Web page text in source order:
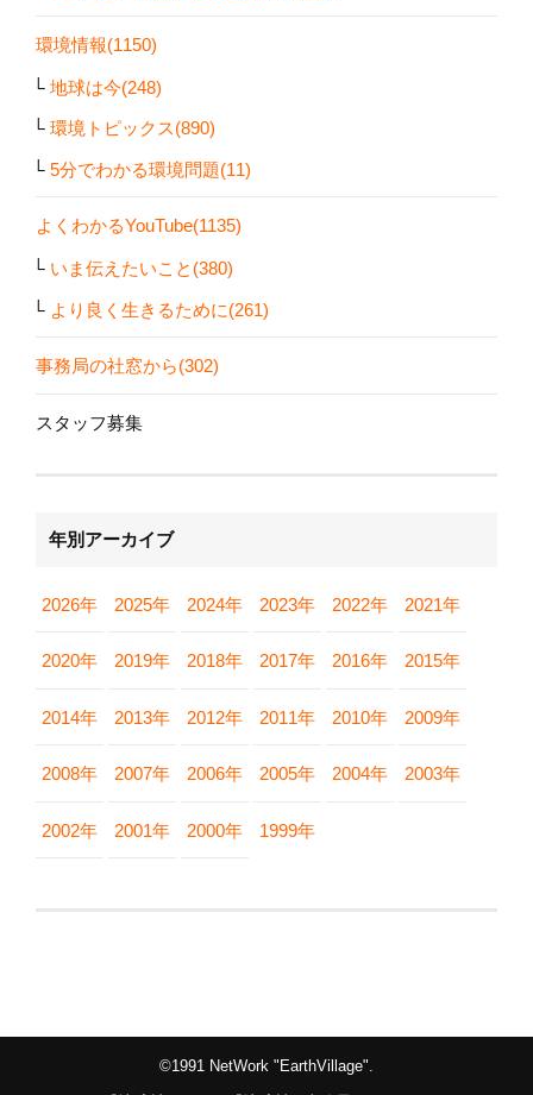
環境情報(1150)
地球は今(248)
環境トピックス(890)
5分でわかる環境問題(11)
よくわかるYouTube(1135)
いま伝えたいこと(380)
より良く生きるために(261)
事務局の社窓から(302)
スタッフ募集
年別アーカイブ
2026年 2025年 2024年 2023年 2022年 2021年
2020年 2019年 2018年 2017年 2016年 2015年
2014年 2013年 2012年 2011年 2010年 2009年
2008年 2007年 2006年 2005年 2004年 2003年
2002年 2001年 2000年 1999年
©1991 NetWork "EarthVillage".